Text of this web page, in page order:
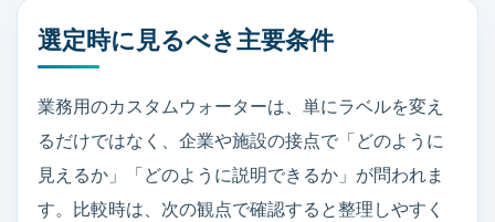
選定時に見るべき主要条件
業務用のカスタムウォーターは、単にラベルを変え
るだけではなく、企業や施設の接点で「どのように
見えるか」「どのように説明できるか」が問われま
す。比較時は、次の観点で確認すると整理しやすく